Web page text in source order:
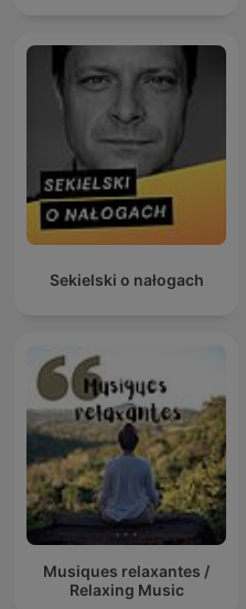
Sekielski o nałogach
Musiques relaxantes /
Relaxing Music